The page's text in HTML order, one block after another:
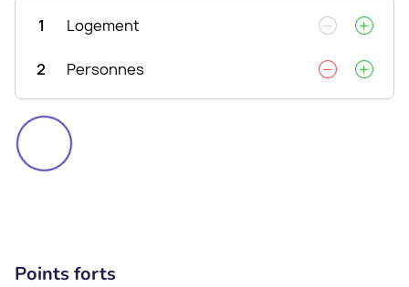
1 Logement
2 Personnes
Points forts